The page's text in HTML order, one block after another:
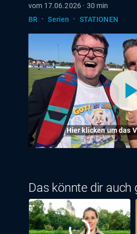
vom 17.06.2026 · 30 min
BR
· Serien · STATIONEN
Hier klicken um das
Das könnte dir auch